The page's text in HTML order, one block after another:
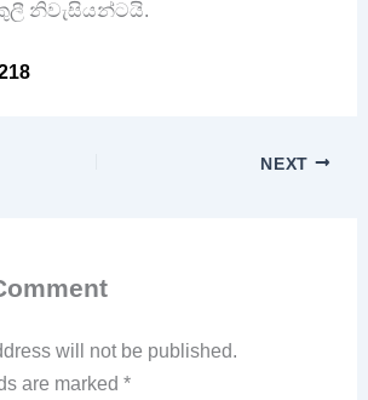
නිවැසියන්ටයි.
NEXT
will not be published.
are marked *